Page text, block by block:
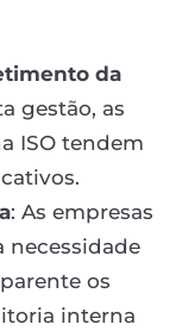
da
gestão, as
ISO tendem
: As empresas
necessidade
os
interna